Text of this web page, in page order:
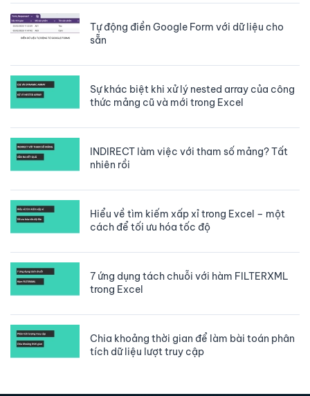
Tự động điền Google Form với dữ liệu cho
sẵn
Sự khác biệt khi xử lý nested array của công
thức mảng cũ và mới trong Excel
INDIRECT làm việc với tham số mảng? Tất
nhiên rồi
Hiểu về tìm kiếm xấp xỉ trong Excel – một
cách để tối ưu hóa tốc độ
7 ứng dụng tách chuỗi với hàm FILTERXML
trong Excel
Chia khoảng thời gian để làm bài toán phân
tích dữ liệu lượt truy cập